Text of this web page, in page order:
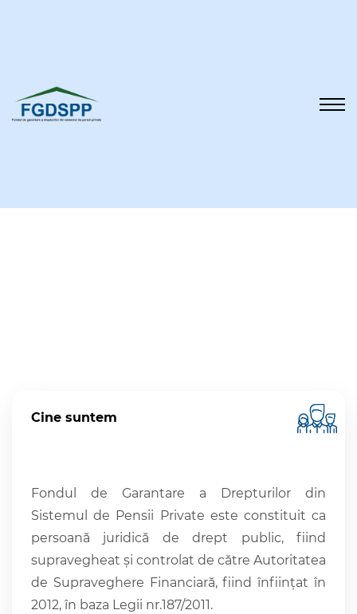
pensii private
garantare a
drepturilor din
sistemul de
pensii private
Anunțuri
Cine suntem
Fondul de Garantare a Drepturilor din
Sistemul de Pensii Private este constituit ca
persoană juridică de drept public, fiind
supravegheat şi controlat de către Autoritatea
de Supraveghere Financiară, fiind înființat în
2012, în baza Legii nr.187/2011.